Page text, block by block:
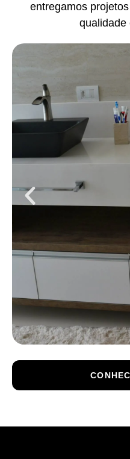
entregamos
qualidade